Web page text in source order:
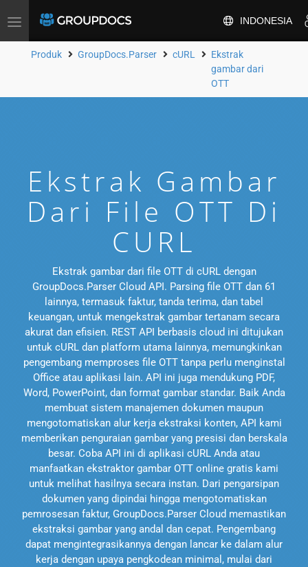
Alihkan
INDONESIA
Produk GroupDocs.Parser cURL
Ekstrak
gambar dari
OTT
Ekstrak Gambar
Dari File OTT Di
CURL
Ekstrak gambar dari file OTT di cURL dengan
GroupDocs.Parser Cloud API. Parsing file OTT dan 61
lainnya, termasuk faktur, tanda terima, dan tabel
keuangan, untuk mengekstrak gambar tertanam secara
akurat dan efisien. REST API berbasis cloud ini ditujukan
untuk cURL dan platform utama lainnya, memungkinkan
pengembang memproses file OTT tanpa perlu menginstal
Office atau aplikasi lain. API ini juga mendukung PDF,
Word, PowerPoint, dan format gambar standar. Baik Anda
membuat sistem manajemen dokumen maupun
mengotomatiskan alur kerja ekstraksi konten, API kami
memberikan penguraian gambar yang presisi dan berskala
besar. Coba API ini di aplikasi cURL Anda atau
manfaatkan ekstraktor gambar OTT online gratis kami
untuk melihat hasilnya secara instan. Dari pengarsipan
dokumen yang dipindai hingga mengotomatiskan
pemrosesan faktur, GroupDocs.Parser Cloud memastikan
ekstraksi gambar yang andal dan cepat. Pengembang
dapat mengintegrasikannya dengan lancar ke dalam alur
kerja dengan upaya pengkodean minimal, mulai dari